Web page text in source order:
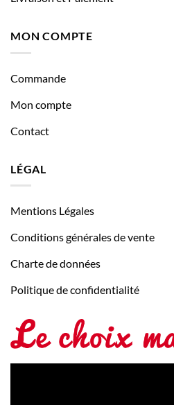
MON COMPTE
Commande
Mon compte
Contact
LÉGAL
Mentions Légales
Conditions générales de vente
Charte de données
Politique de confidentialité